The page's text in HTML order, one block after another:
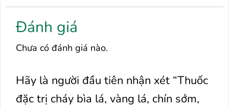
Đánh giá
Chưa có đánh giá nào.
Hãy là người đầu tiên nhận xét “Thuốc
đặc trị cháy bìa lá, vàng lá, chín sớm,